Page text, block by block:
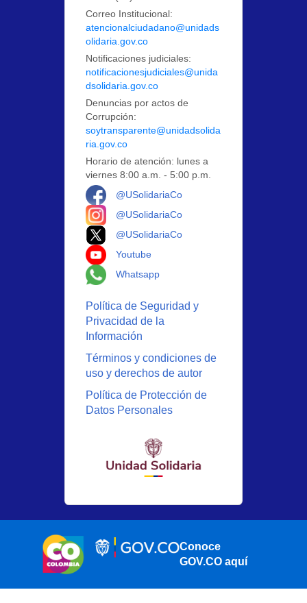
Correo Institucional:
atencionalciudadano@unidads
olidaria.gov.co
Notificaciones judiciales:
notificacionesjudiciales@unida
dsolidaria.gov.co
Denuncias por actos de
Corrupción:
soytransparente@unidadsolida
ria.gov.co
Horario de atención: lunes a
viernes 8:00 a.m. - 5:00 p.m.
@USolidariaCo
@USolidariaCo
@USolidariaCo
Youtube
Whatsapp
Política de Seguridad y
Privacidad de la
Información
Términos y condiciones de
uso y derechos de autor
Política de Protección de
Datos Personales
Conoce
GOV.CO aquí